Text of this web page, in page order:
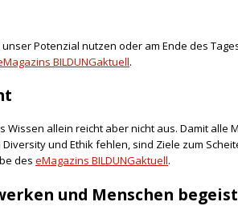
Potenzial nutzen oder am Ende des
BILDUNGaktuell.
allein reicht aber nicht aus. Damit
und Ethik fehlen, sind Ziele zum
des eMagazins BILDUNGaktuell.
und Menschen